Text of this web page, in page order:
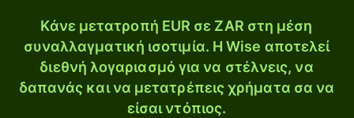
Κάνε μετατροπή EUR σε ZAR στη μέση
συναλλαγματική ισοτιμία. Η Wise αποτελεί
διεθνή λογαριασμό για να στέλνεις, να
δαπανάς και να μετατρέπεις χρήματα σα να
είσαι ντόπιος.